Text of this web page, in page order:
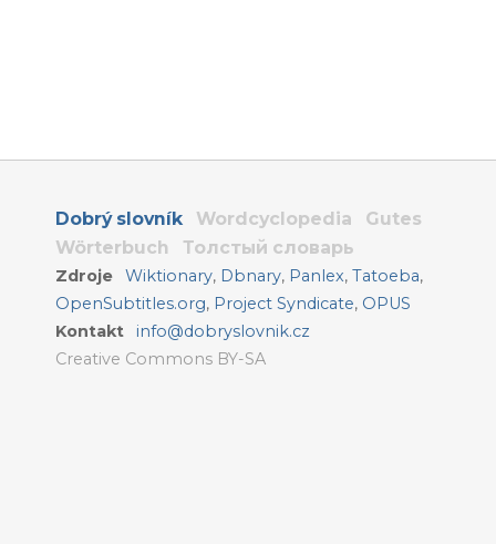
Dobrý slovník Wordcyclopedia
Gutes
Wörterbuch
Толстый словарь
Zdroje Wiktionary, Dbnary, Panlex,Tatoeba,
OpenSubtitles.org, Project Syndicate, OPUS
Kontakt
info@dobryslovnik.cz
Creative Commons BY-SA